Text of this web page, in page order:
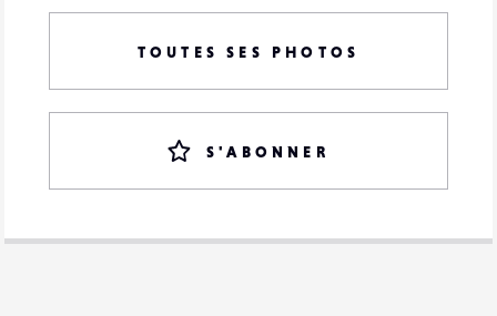
TOUTES SES PHOTOS
S'ABONNER